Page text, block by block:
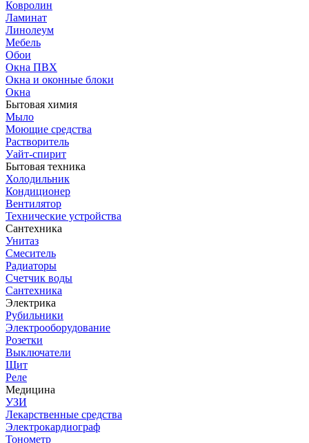
Ковролин
Ламинат
Линолеум
Мебель
Обои
Окна ПВХ
Окна и оконные блоки
Окна
Бытовая химия
Мыло
Моющие средства
Растворитель
Уайт-спирит
Бытовая техника
Холодильник
Кондиционер
Вентилятор
Технические устройства
Сантехника
Унитаз
Смеситель
Радиаторы
Счетчик воды
Сантехника
Электрика
Рубильники
Электрооборудование
Розетки
Выключатели
Щит
Реле
Медицина
УЗИ
Лекарственные средства
Электрокардиограф
Тонометр